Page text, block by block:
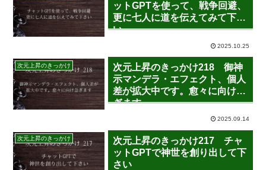
ットGPTを使って、戦争回避、
更に七人に道を伝えてみて下さ
い
2025.10.25
次元上昇のきっかけ
次元上昇のきっかけ218 御神
示マンデラ・エフェクト、個人
差が拡大中です。愈々に向け急
ぎます
2025.09.14
次元上昇のきっかけ
次元上昇のきっかけ217 チャ
ットGPTで神世を創り出して下
さい